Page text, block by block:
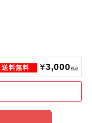
¥3,000税込